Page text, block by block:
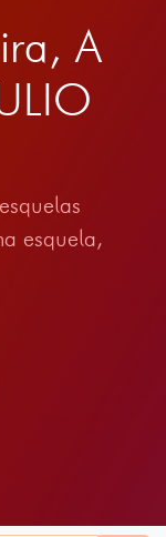
A
esquela,